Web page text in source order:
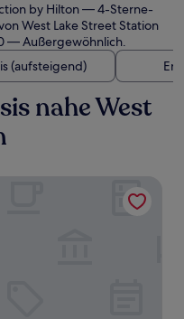
by Hilton— 4-Sterne-
West Lake Street Station
— Außergewöhnlich.
(aufsteigend)
nahe West
Park at West End